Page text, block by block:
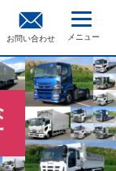
お問い合わせ